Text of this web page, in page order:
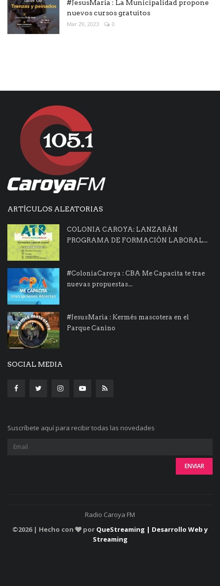
#JesusMaria : La Municipalidad propone
nuevos cursos gratuitos
Mar 29, 2023 0
ARTÍCULOS ALEATORIAS
COLONIA CAROYA: LANZARÁN
PROGRAMA DE FORMACIÓN LABORAL...
#ColoniaCaroya : CBA Me Capacita te trae
nuevas propuestas...
#JesusMaria : Kermés mascotera en el
Parque Canino
SOCIAL MEDIA
Suscríbete aquí para recibir todas las novedades
Radio Caroya FM
©2026 | Hecho con por QueStreaming | Desarrollo Web y
Streaming